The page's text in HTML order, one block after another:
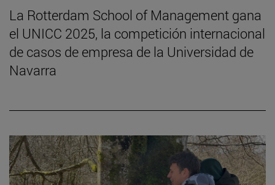
La Rotterdam School of Management gana
el UNICC 2025, la competición internacional
de casos de empresa de la Universidad de
Navarra